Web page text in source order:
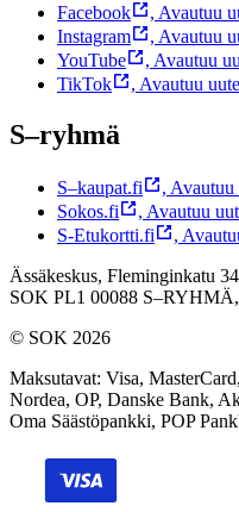
Facebook
, Avautuu
Instagram
, Avautuu
YouTube
, Avautuu
TikTok
, Avautuu
S–ryhmä
S–kaupat.fi , Avautuu
Sokos.fi
, Avautuu
S-Etukortti.fi
,
Ässäkeskus, Fleminginkatu
SOK PL1 00088 S–RYHMÄ,
© SOK 2026
Maksutavat: Visa,
Nordea, OP, Danske Bank,
Oma Säästöpankki, POP